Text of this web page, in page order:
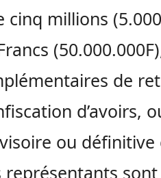
cinq millions
de
d’avoirs,
ou définitive
représentants sont